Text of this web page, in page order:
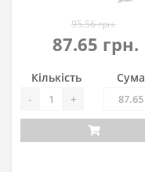
95.56 грн.
87.65 грн.
Кількість
- +
Сума